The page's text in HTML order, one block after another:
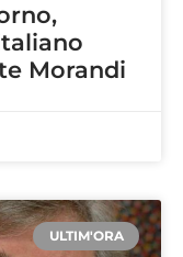
Morandi
ULTIM'ORA